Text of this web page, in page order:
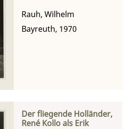
Rauh, Wilhelm
Bayreuth, 1970
Der fliegende Holländer,
René Kollo als Erik